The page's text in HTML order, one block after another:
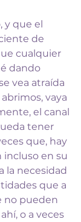
y que el
de
cualquier
dando
vea atraída
vaya
el canal
tener
que, hay
incluso en su
la necesidad
que a
no pueden
ahí, o a veces